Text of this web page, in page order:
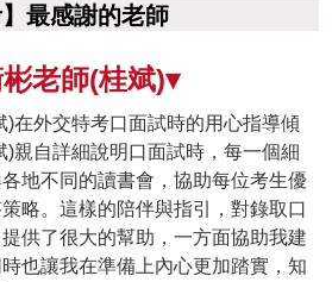
最感謝的老師
老師(桂斌)▾
)在外交特考口面試時的用心指導傾
)親自詳細說明口面試時，每一個細
地不同的讀書會，協助每位考生優
略。這樣的陪伴與指引，對錄取口
供了很大的幫助，一方面協助我建
也讓我在準備上內心更加踏實，知